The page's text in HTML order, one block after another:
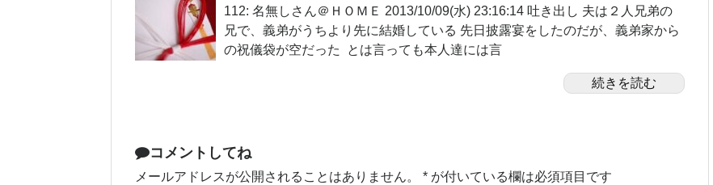
112: 名無しさん＠ＨＯＭＥ 2013/10/09(水) 23:16:14 吐き出し 夫は２人兄弟の
兄で、義弟がうちより先に結婚している 先日披露宴をしたのだが、義弟家から
の祝儀袋が空だった とは言っても本人達には言
続きを読む
コメントしてね
メールアドレスが公開されることはありません。 * が付いている欄は必須項目です